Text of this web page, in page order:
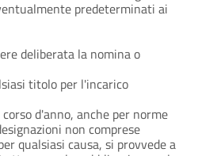
predeterminati ai
deliberata la nomina o
titolo per l'incarico
d'anno, anche per norme
non comprese
qualsiasi causa, si provvede a